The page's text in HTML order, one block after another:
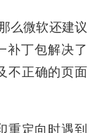
么微软还建议
补丁包解决了
不正确的页面
重定向时遇到